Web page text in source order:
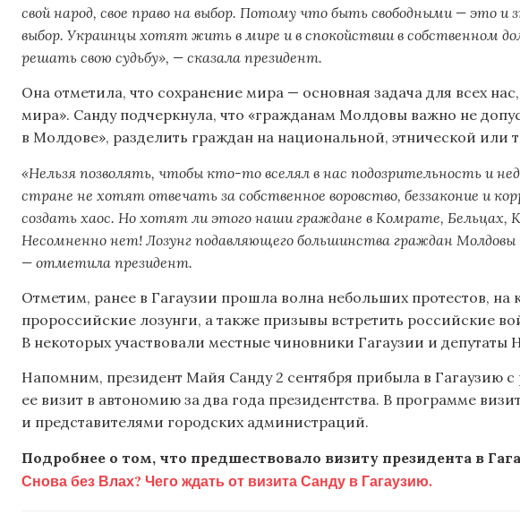
свой народ, свое право на выбор. Потому что быть свободными — это
выбор. Украинцы хотят жить в мире и в спокойствии в собственном
решать свою судьбу», — сказала президент.
Она отметила, что сохранение мира — основная задача для всех
мира». Санду подчеркнула, что «гражданам Молдовы важно не
в Молдове», разделить граждан на национальной, этнической или
«Нельзя позволять, чтобы кто-то вселял в нас подозрительность и
стране не хотят отвечать за собственное воровство, беззаконие и
создать хаос. Но хотят ли этого наши граждане в Комрате, Бельцах,
Несомненно нет! Лозунг подавляющего большинства граждан
— отметила президент.
Отметим, ранее в Гагаузии прошла волна небольших протестов, на
пророссийские лозунги, а также призывы встретить российские
В некоторых участвовали местные чиновники Гагаузии и депутаты
Напомним, президент Майя Санду 2 сентября прибыла в Гагаузию
ее визит в автономию за два года президентства. В программе
и представителями городских администраций.
Подробнее о том, что предшествовало визиту президента в
Снова без Влах? Чего ждать от визита Санду в Гагаузию.